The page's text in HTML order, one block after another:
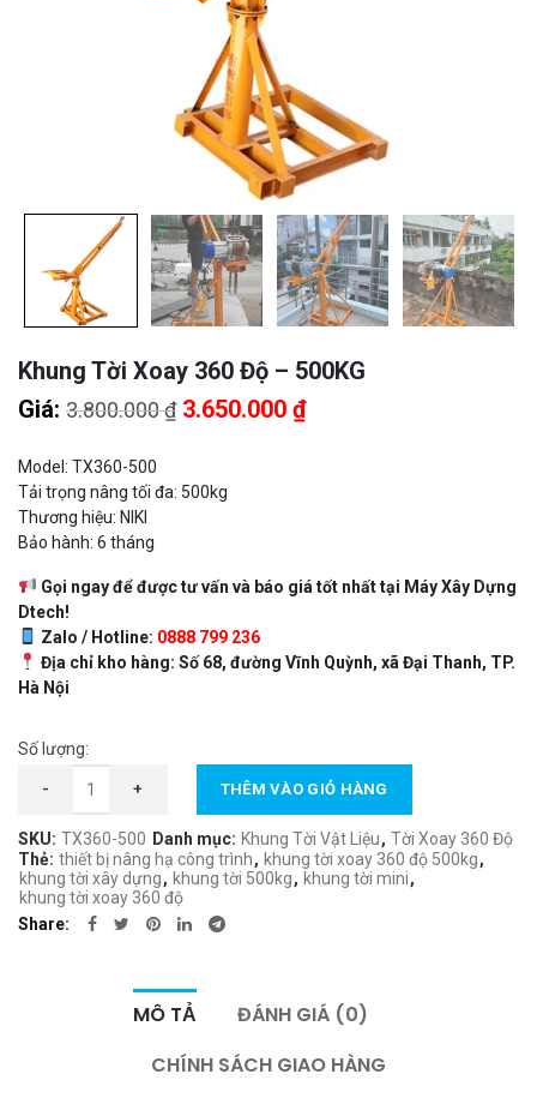
Khung Tời Xoay 360 Độ – 500KG
Giá: 3.800.000₫ Giá
3.800.000 ₫.
3.650.000 ₫Giá
Model: TX360-500
Tải trọng nâng tối đa: 500kg
Thương hiệu: NIKI
Bảo hành: 6 tháng
Gọi ngay để được tư vấn và báo giá tốt nhất tại Máy Xây Dựng
Dtech!
Zalo / Hotline: 0888 799 236
Địa chỉ kho hàng: Số 68, đường Vĩnh Quỳnh, xã Đại Thanh, TP.
Hà Nội
Số lượng:
Khung Tời Xoay 360 Độ – 500KG số lượng
- + THÊM VÀO GIỎ HÀNG
SKU: TX360-500 Danh mục: Khung Tời Vật Liệu, Tời Xoay 360 Độ
Thẻ: thiết bị nâng hạ công trình, khung tời xoay 360 độ 500kg,
khung tời xây dựng, khung tời 500kg, khung tời mini,
khung tời xoay 360 độ
Share
MÔ TẢ
ĐÁNH GIÁ (0)
CHÍNH SÁCH GIAO HÀNG